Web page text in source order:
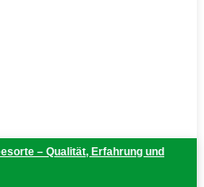
– Qualität, Erfahrung und